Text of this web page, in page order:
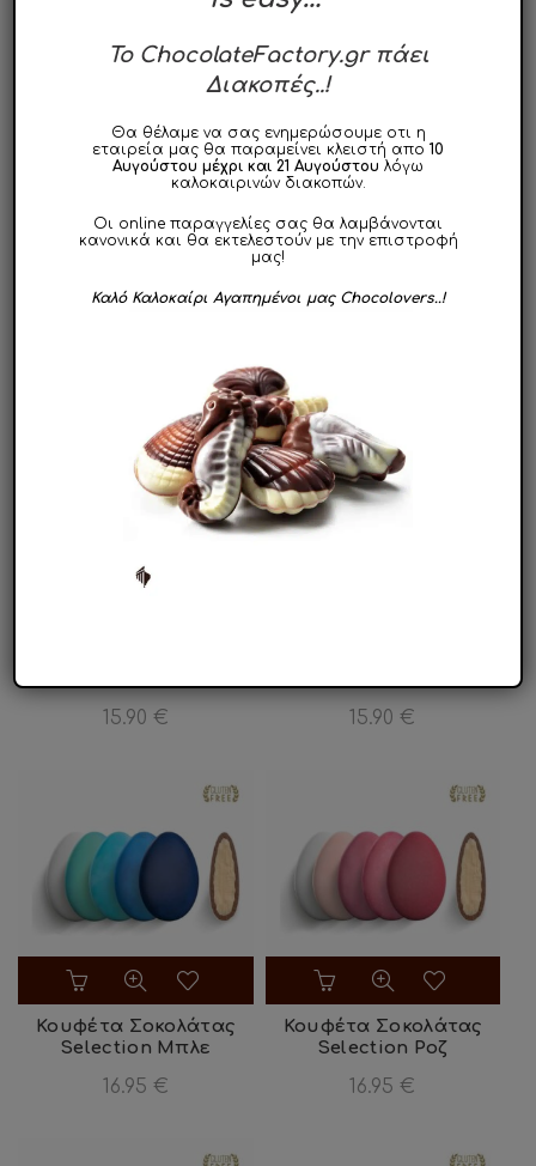
Κουφέτα Σοκολάτας
Salted Almond
Κουφέτα Σοκολάτας
Μπανάνα
15.90 € 15.90€
Κουφέτα Σοκολάτας
Selection Μπλε
16.95 €
Κουφέτα Σοκολάτας
Selection Ροζ
16.95€
To ChocolateFactory.gr πάει
Διακοπές..!
Θα θέλαμε να σας ενημερώσουμε οτι η
εταιρεία μας θα παραμείνει κλειστή απο 10
Αυγούστου μέχρι και 21 Αυγούστου λόγω
καλοκαιρινών διακοπών.
Οι online παραγγελίες σας θα λαμβάνονται
κανονικά και θα εκτελεστούν με την επιστροφή
μας!
Καλό Καλοκαίρι Αγαπημένοι μας Chocolovers..!